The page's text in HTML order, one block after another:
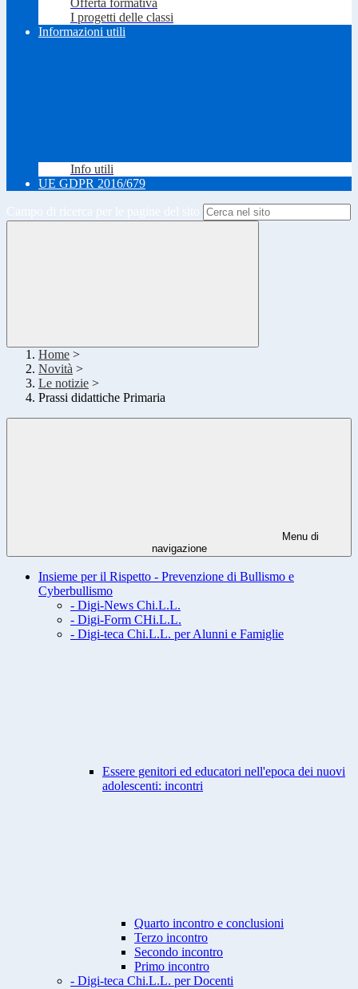
Offerta formativa
I progetti delle classi
Informazioni utili
Info utili
UE GDPR 2016/679
Home >
Novità >
Le notizie >
Prassi didattiche Primaria
Menu di
navigazione
Insieme per il Rispetto - Prevenzione di Bullismo e
Cyberbullismo
- Digi-News Chi.L.L.
- Digi-Form CHi.L.L.
- Digi-teca Chi.L.L. per Alunni e Famiglie
Essere genitori ed educatori nell'epoca dei nuovi
adolescenti: incontri
Quarto incontro e conclusioni
Terzo incontro
Secondo incontro
Primo incontro
- Digi-teca Chi.L.L. per Docenti